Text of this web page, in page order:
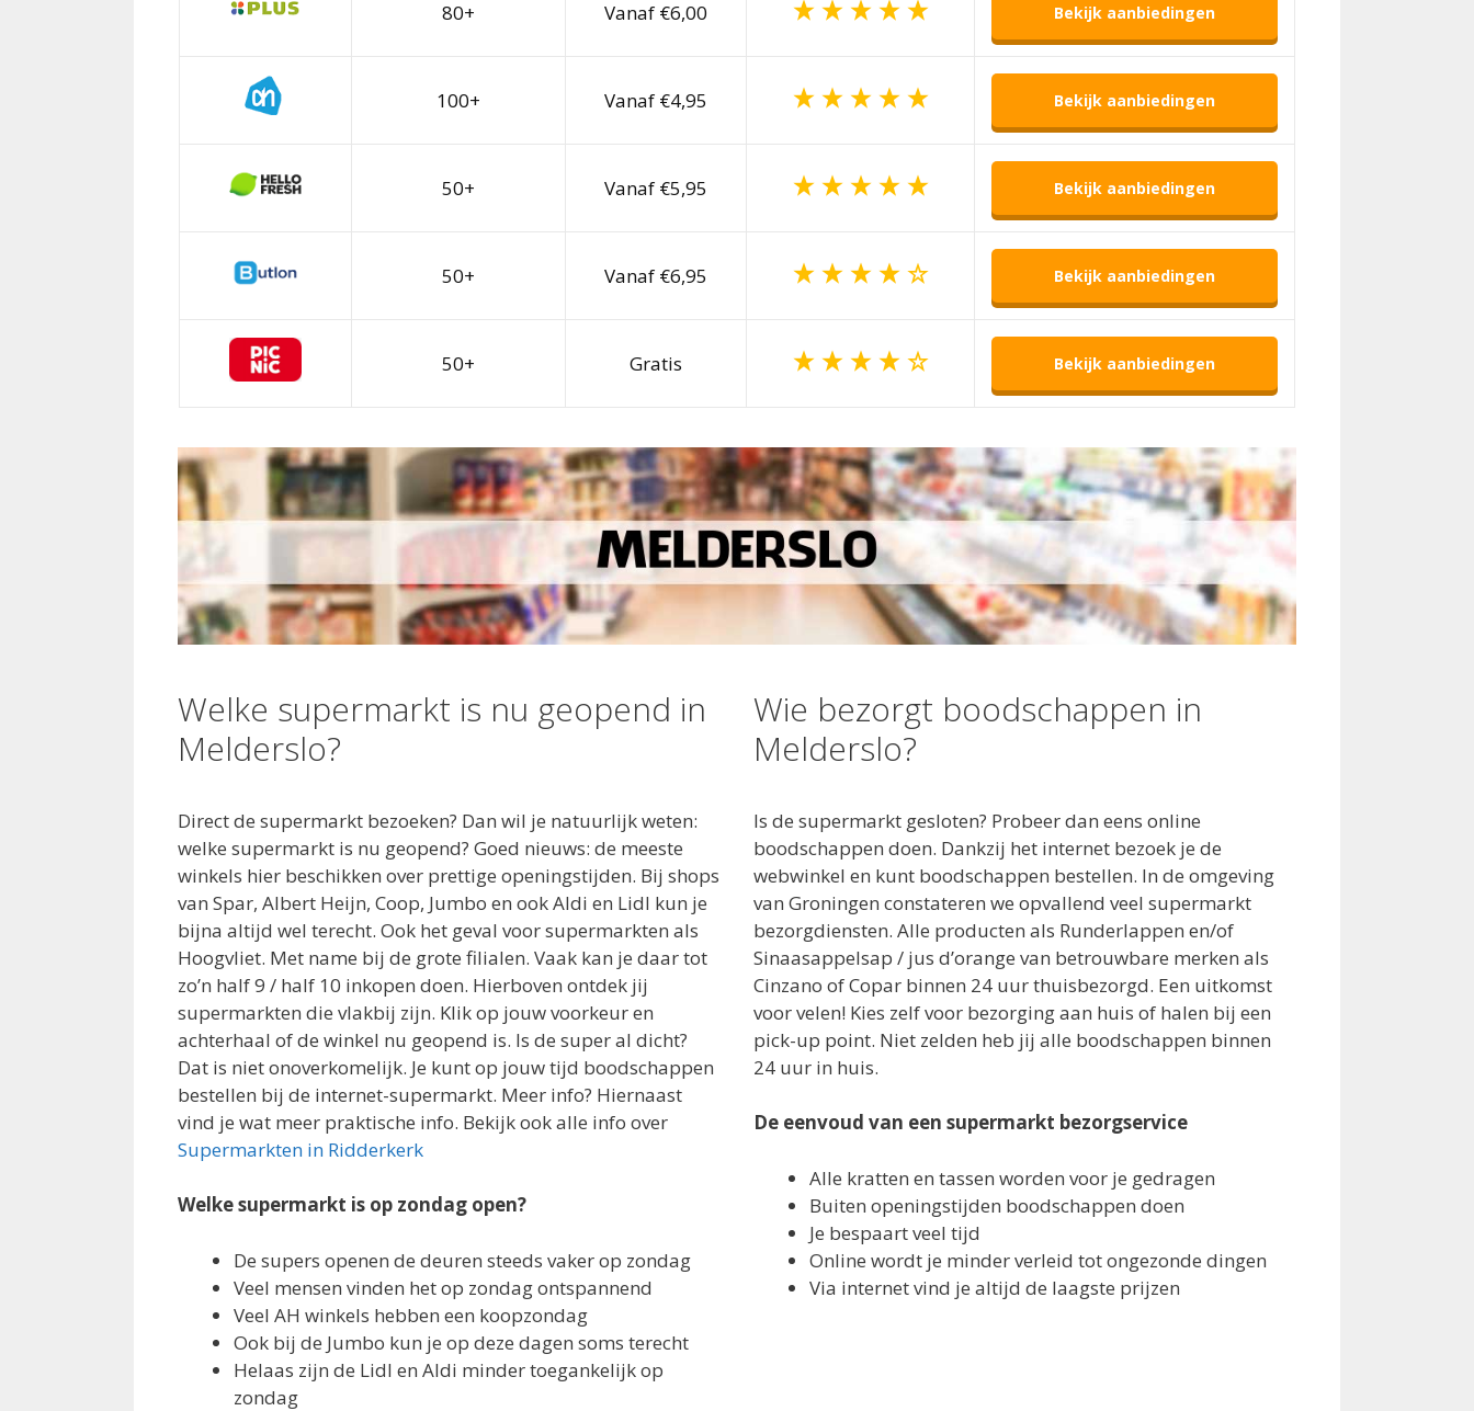
80+ Vanaf €6,00 Bekijk aanbiedingen
100+ Vanaf €4,95 Bekijk aanbiedingen
50+ Vanaf €5,95 Bekijk aanbiedingen
50+ Vanaf €6,95 Bekijk aanbiedingen
50+ Gratis Bekijk aanbiedingen
Welke supermarkt is nu geopend in
Melderslo?
Direct de supermarkt bezoeken? Dan wil je natuurlijk weten:
welke supermarkt is nu geopend? Goed nieuws: de meeste
winkels hier beschikken over prettige openingstijden. Bij shops
van Spar, Albert Heijn, Coop, Jumbo en ook Aldi en Lidl kun je
bijna altijd wel terecht. Ook het geval voor supermarkten als
Hoogvliet. Met name bij de grote filialen. Vaak kan je daar tot
zo’n half 9 / half 10 inkopen doen. Hierboven ontdek jij
supermarkten die vlakbij zijn. Klik op jouw voorkeur en
achterhaal of de winkel nu geopend is. Is de super al dicht?
Dat is niet onoverkomelijk. Je kunt op jouw tijd boodschappen
bestellen bij de internet-supermarkt. Meer info? Hiernaast
vind je wat meer praktische info. Bekijk ook alle info over
Supermarkten in Ridderkerk
Welke supermarkt is op zondag open?
De supers openen de deuren steeds vaker op zondag
Veel mensen vinden het op zondag ontspannend
Veel AH winkels hebben een koopzondag
Ook bij de Jumbo kun je op deze dagen soms terecht
Helaas zijn de Lidl en Aldi minder toegankelijk op
zondag
Wie bezorgt boodschappen in
Melderslo?
Is de supermarkt gesloten? Probeer dan eens online
boodschappen doen. Dankzij het internet bezoek je de
webwinkel en kunt boodschappen bestellen. In de omgeving
van Groningen constateren we opvallend veel supermarkt
bezorgdiensten. Alle producten als Runderlappen en/of
Sinaasappelsap / jus d’orange van betrouwbare merken als
Cinzano of Copar binnen 24 uur thuisbezorgd. Een uitkomst
voor velen! Kies zelf voor bezorging aan huis of halen bij een
pick-up point. Niet zelden heb jij alle boodschappen binnen
24 uur in huis.
De eenvoud van een supermarkt bezorgservice
Alle kratten en tassen worden voor je gedragen
Buiten openingstijden boodschappen doen
Je bespaart veel tijd
Online wordt je minder verleid tot ongezonde dingen
Via internet vind je altijd de laagste prijzen